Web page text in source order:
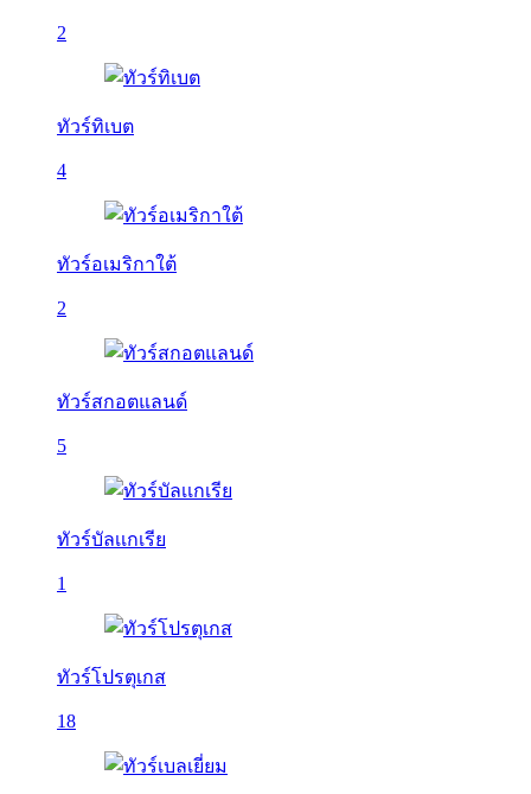
2
ทัวร์ทิเบต
4
ทัวร์อเมริกาใต้
2
ทัวร์สกอตแลนด์
5
ทัวร์บัลเเกเรีย
1
ทัวร์โปรตุเกส
18